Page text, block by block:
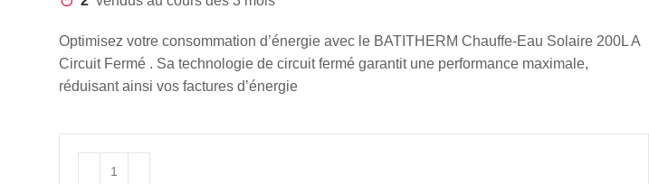
Optimisez votre consommation d’énergie avec le BATITHERM Chauffe-Eau Solaire 200L A
Circuit Fermé . Sa technologie de circuit fermé garantit une performance maximale,
réduisant ainsi vos factures d’énergie